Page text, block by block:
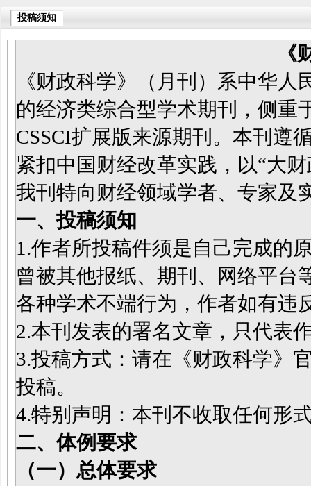
投稿须知
《
《财政科学》（月刊）系中华
的经济类综合型学术期刊，侧重
CSSCI扩展版来源期刊。本刊遵
紧扣中国财经改革实践，以“大
我刊特向财经领域学者、专家及
一、投稿须知
1.作者所投稿件须是自己完成的
曾被其他报纸、期刊、网络平台
各种学术不端行为，作者如有违
2.本刊发表的署名文章，只代表
3.投稿方式：请在《财政科学》
投稿。
4.特别声明：本刊不收取任何形
二、体例要求
（一）总体要求